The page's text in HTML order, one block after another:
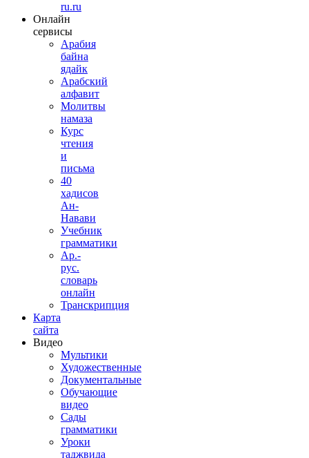
ru.ru
Онлайн
сервисы
Арабия
байна
ядайк
Арабский
алфавит
Молитвы
намаза
Курс
чтения
и
письма
40
хадисов
Ан-
Навави
Учебник
грамматики
Ар.-
рус.
словарь
онлайн
Транскрипция
Карта
сайта
Видео
Мультики
Художественные
Документальные
Обучающие
видео
Сады
грамматики
Уроки
таджвида